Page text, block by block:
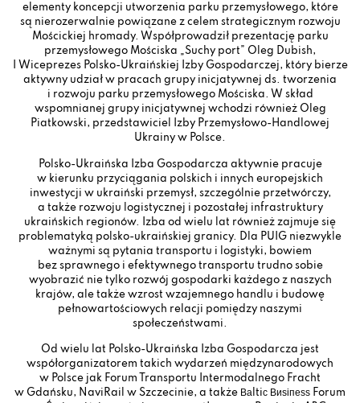
elementy koncepcji utworzenia parku przemysłowego, które
są nierozerwalnie powiązane z celem strategicznym rozwoju
Mościckiej hromady. Współprowadził prezentację parku
przemysłowego Mościska „Suchy port” Oleg Dubish,
I Wiceprezes Polsko-Ukraińskiej Izby Gospodarczej, który bierze
aktywny udział w pracach grupy inicjatywnej ds. tworzenia
i rozwoju parku przemysłowego Mościska. W skład
wspomnianej grupy inicjatywnej wchodzi również Oleg
Piatkowski, przedstawiciel Izby Przemysłowo-Handlowej
Ukrainy w Polsce.
Polsko-Ukraińska Izba Gospodarcza aktywnie pracuje
w kierunku przyciągania polskich i innych europejskich
inwestycji w ukraiński przemysł, szczególnie przetwórczy,
a także rozwoju logistycznej i pozostałej infrastruktury
ukraińskich regionów. Izba od wielu lat również zajmuje się
problematyką polsko-ukraińskiej granicy. Dla PUIG niezwykle
ważnymi są pytania transportu i logistyki, bowiem
bez sprawnego i efektywnego transportu trudno sobie
wyobrazić nie tylko rozwój gospodarki każdego z naszych
krajów, ale także wzrost wzajemnego handlu i budowę
pełnowartościowych relacji pomiędzy naszymi
społeczeństwami.
Od wielu lat Polsko-Ukraińska Izba Gospodarcza jest
współorganizatorem takich wydarzeń międzynarodowych
w Polsce jak Forum Transportu Intermodalnego Fracht
w Gdańsku, NaviRail w Szczecinie, a także Ваltiс Виѕіпеѕѕ Forum